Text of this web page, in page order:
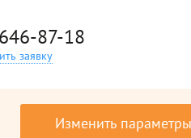
87-18
заявку
Изменить